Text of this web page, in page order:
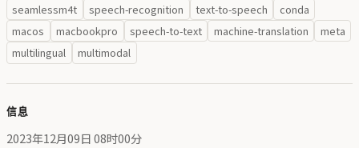
seamlessm4t speech-recognition text-to-speech
conda
macos
macbookpro speech-to-text machine-translation
meta
multilingual
multimodal
信息
2023年12月09日 08时00分